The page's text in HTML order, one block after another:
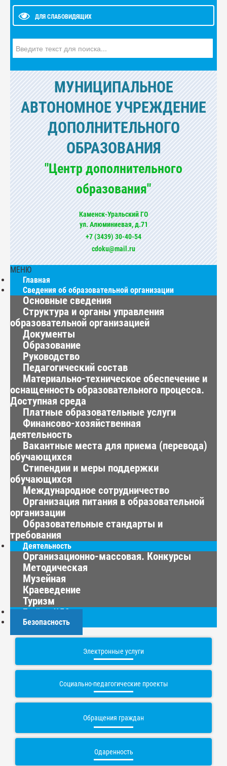
ДЛЯ СЛАБОВИДЯЩИХ
МУНИЦИПАЛЬНОЕ
АВТОНОМНОЕ УЧРЕЖДЕНИЕ
ДОПОЛНИТЕЛЬНОГО
ОБРАЗОВАНИЯ
"Центр дополнительного
образования"
Каменск-Уральский ГО
ул. Алюминиевая, д.71
+7 (3439) 30-40-54
cdoku@mail.ru
МЕНЮ
Главная
Сведения об образовательной организации
Основные сведения
Структура и органы управления
образовательной организацией
Документы
Образование
Руководство
Педагогический состав
Материально-техническое обеспечение и
оснащенность образовательного процесса.
Доступная среда
Платные образовательные услуги
Финансово-хозяйственная
деятельность
Вакантные места для приема (перевода)
обучающихся
Стипендии и меры поддержки
обучающихся
Международное сотрудничество
Организация питания в образовательной
организации
Образовательные стандарты и
требования
Деятельность
Организационно-массовая. Конкурсы
Методическая
Музейная
Краеведение
Туризм
Приём в ЦДО
Безопасность
Электронные услуги
Социально-педагогические проекты
Обращения граждан
Одаренность